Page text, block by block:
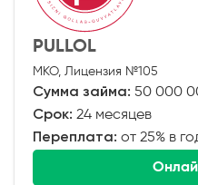
PULLOL
МКО, Лицензия №105
Сумма займа: 50 000
Срок: 24 месяцев
Переплата: от 25% в